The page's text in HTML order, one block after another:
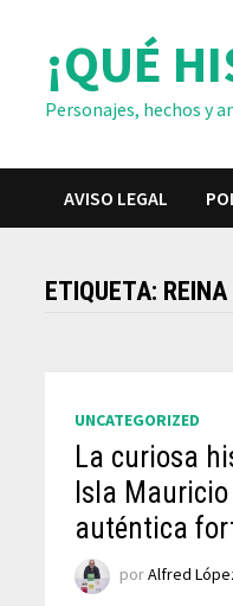
contenido¡QUÉ
Personajes, hechos y
AVISO LEGAL
ETIQUETA:
UNCATEGORIZED
La curiosa
Isla
auténtica
porAlfred